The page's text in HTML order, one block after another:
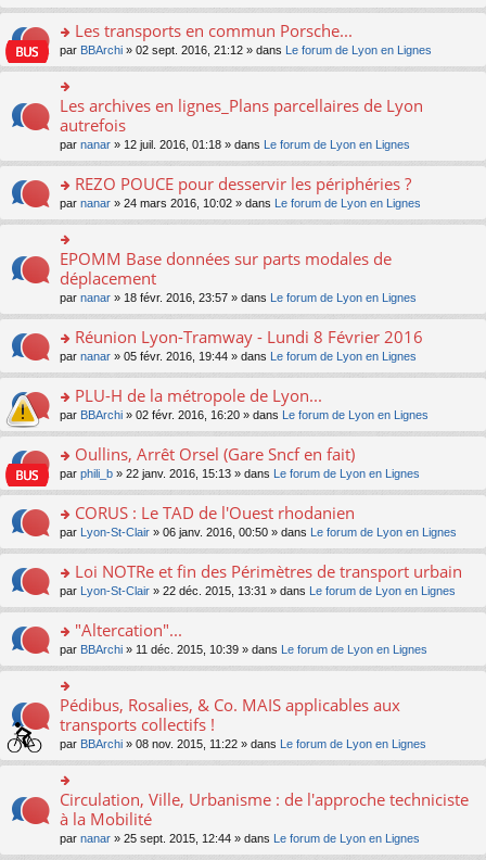
e
nt
u
ré
c
e
nt
le
pl
u
s
ré
c
e
nt
e
n
n
le
pl
u
s
e
nt
a
g
e
n
o
lu
le
pl
u
s
c
nt
le
m
e
s
g
e
n
o
lu
le
pl
u
s
ré
e
n
ult
er
le
m
s
a
e
n
o
n
lu
le
pl
u
s
ré
e
o
n
s
ult
er
le
m
e
s
a
e
n
o
n
pl
u
s
ré
e
Les transports en commun Porsche...
par BBArchi » 02 sept. 2016, 21:12 » dans Le forum de Lyon en Lignes
n
ult
er
le
m
e
s
s
a
g
e
n
o
lu
le
pl
u
s
c
e
nt
Les archives en lignes_Plans parcellaires de Lyon
autrefois
par nanar » 12 juil. 2016, 01:18 » dans Le forum de Lyon en Lignes
o
n
s
ult
er
le
m
e
s
a
e
n
o
lu
le
pl
u
s
e
nt
REZO POUCE pour desservir les périphéries ?
par nanar » 24 mars 2016, 10:02 » dans Le forum de Lyon en Lignes
o
n
ult
er
le
m
e
s
a
g
e
n
lu
le
pl
u
ré
c
e
nt
EPOMM Base données sur parts modales de
déplacement
par nanar » 18 févr. 2016, 23:57 » dans Le forum de Lyon en Lignes
o
n
ult
er
le
m
e
a
g
e
n
n
le
pl
u
s
ré
c
e
nt
Réunion Lyon-Tramway - Lundi 8 Février 2016
par nanar » 05 févr. 2016, 19:44 » dans Le forum de Lyon en Lignes
o
n
ult
er
le
m
e
a
g
e
n
n
le
pl
u
s
c
nt
PLU-H de la métropole de Lyon...
par BBArchi » 02 févr. 2016, 16:20 » dans Le forum de Lyon en Lignes
o
n
ult
er
le
m
e
a
g
e
n
o
n
lu
le
pl
u
s
ré
e
Oullins, Arrêt Orsel (Gare Sncf en fait)
par phili_b » 22 janv. 2016, 15:13 » dans Le forum de Lyon en Lignes
o
n
ult
er
le
m
e
s
g
e
n
o
n
lu
le
pl
u
CORUS : Le TAD de l'Ouest rhodanien
par Lyon-St-Clair » 06 janv. 2016, 00:50 » dans Le forum de Lyon en Lignes
o
n
ult
er
le
m
e
s
a
e
n
o
n
Loi NOTRe et fin des Périmètres de transport urbain
par Lyon-St-Clair » 22 déc. 2015, 13:31 » dans Le forum de Lyon en Lignes
o
n
s
ult
er
le
m
e
s
s
a
g
e
"Altercation"...
par BBArchi » 11 déc. 2015, 10:39 » dans Le forum de Lyon en Lignes
o
n
ult
er
le
m
e
s
Pédibus, Rosalies, & Co. MAIS applicables aux
transports collectifs !
par BBArchi » 08 nov. 2015, 11:22 » dans Le forum de Lyon en Lignes
o
n
ult
Circulation, Ville, Urbanisme : de l'approche techniciste
à la Mobilité
par nanar » 25 sept. 2015, 12:44 » dans Le forum de Lyon en Lignes